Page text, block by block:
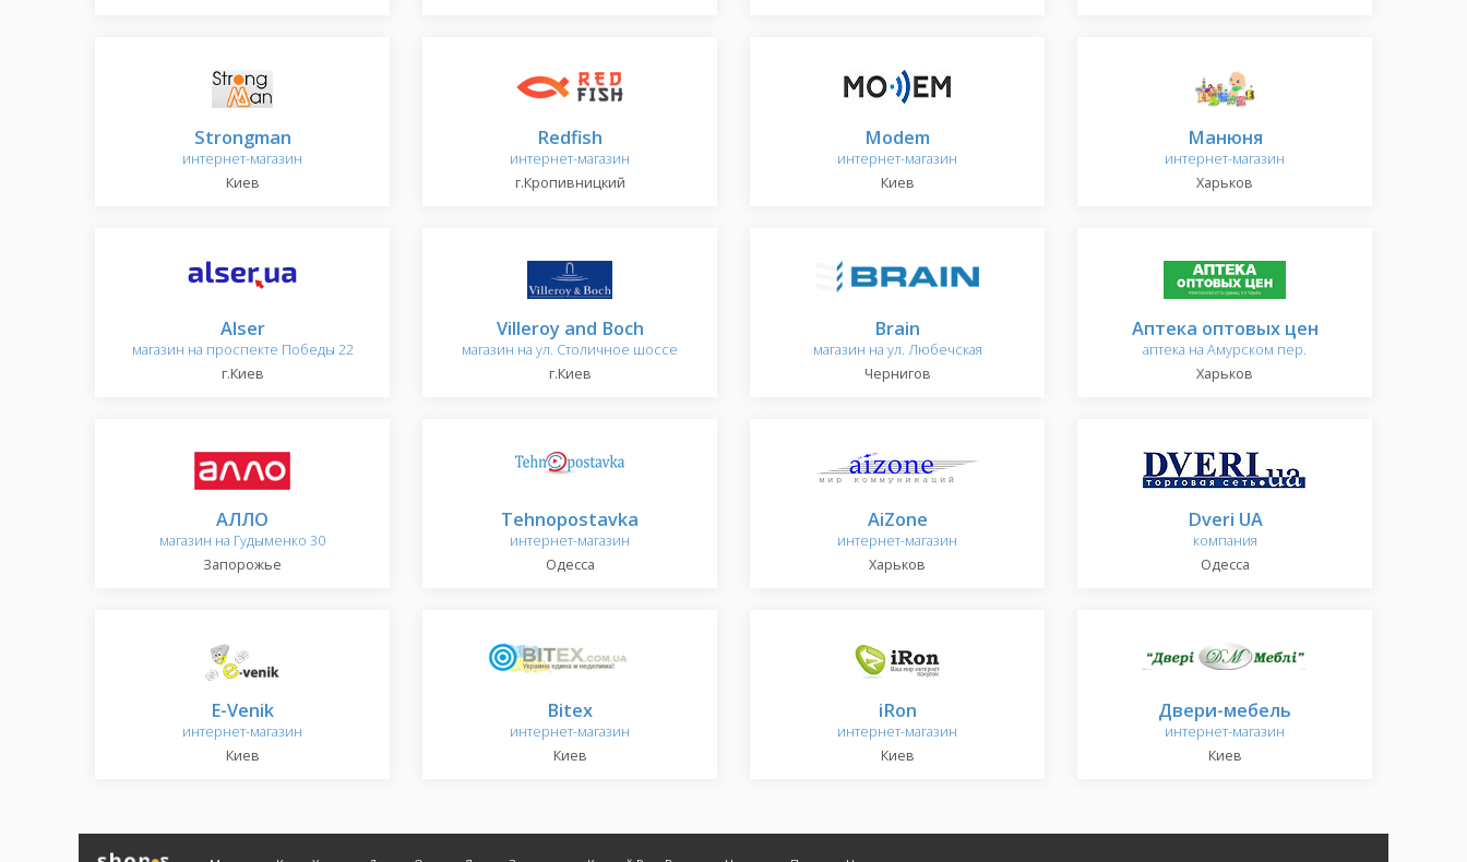
Strongman
интернет-магазин
Киев
Redfish
интернет-магазин
г.Кропивницкий
Modem
интернет-магазин
Киев
Манюня
интернет-магазин
Харьков
Alser
магазин на проспекте Победы 22
г.Киев
Villeroy and Boch
магазин на ул. Столичное шоссе
г.Киев
Brain
магазин на ул. Любечская
Чернигов
Аптека оптовых цен
аптека на Амурском пер.
Харьков
АЛЛО
магазин на Гудыменко 30
Запорожье
Tehnopostavka
интернет-магазин
Одесса
AiZone
интернет-магазин
Харьков
Dveri UA
компания
Одесса
E-Venik
интернет-магазин
Киев
Bitex
интернет-магазин
Киев
iRon
интернет-магазин
Киев
Двери-мебель
интернет-магазин
Киев